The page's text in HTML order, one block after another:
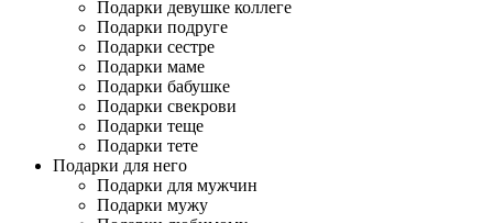
Подарки девушке коллеге
Подарки подруге
Подарки сестре
Подарки маме
Подарки бабушке
Подарки свекрови
Подарки теще
Подарки тете
Подарки для него
Подарки для мужчин
Подарки мужу